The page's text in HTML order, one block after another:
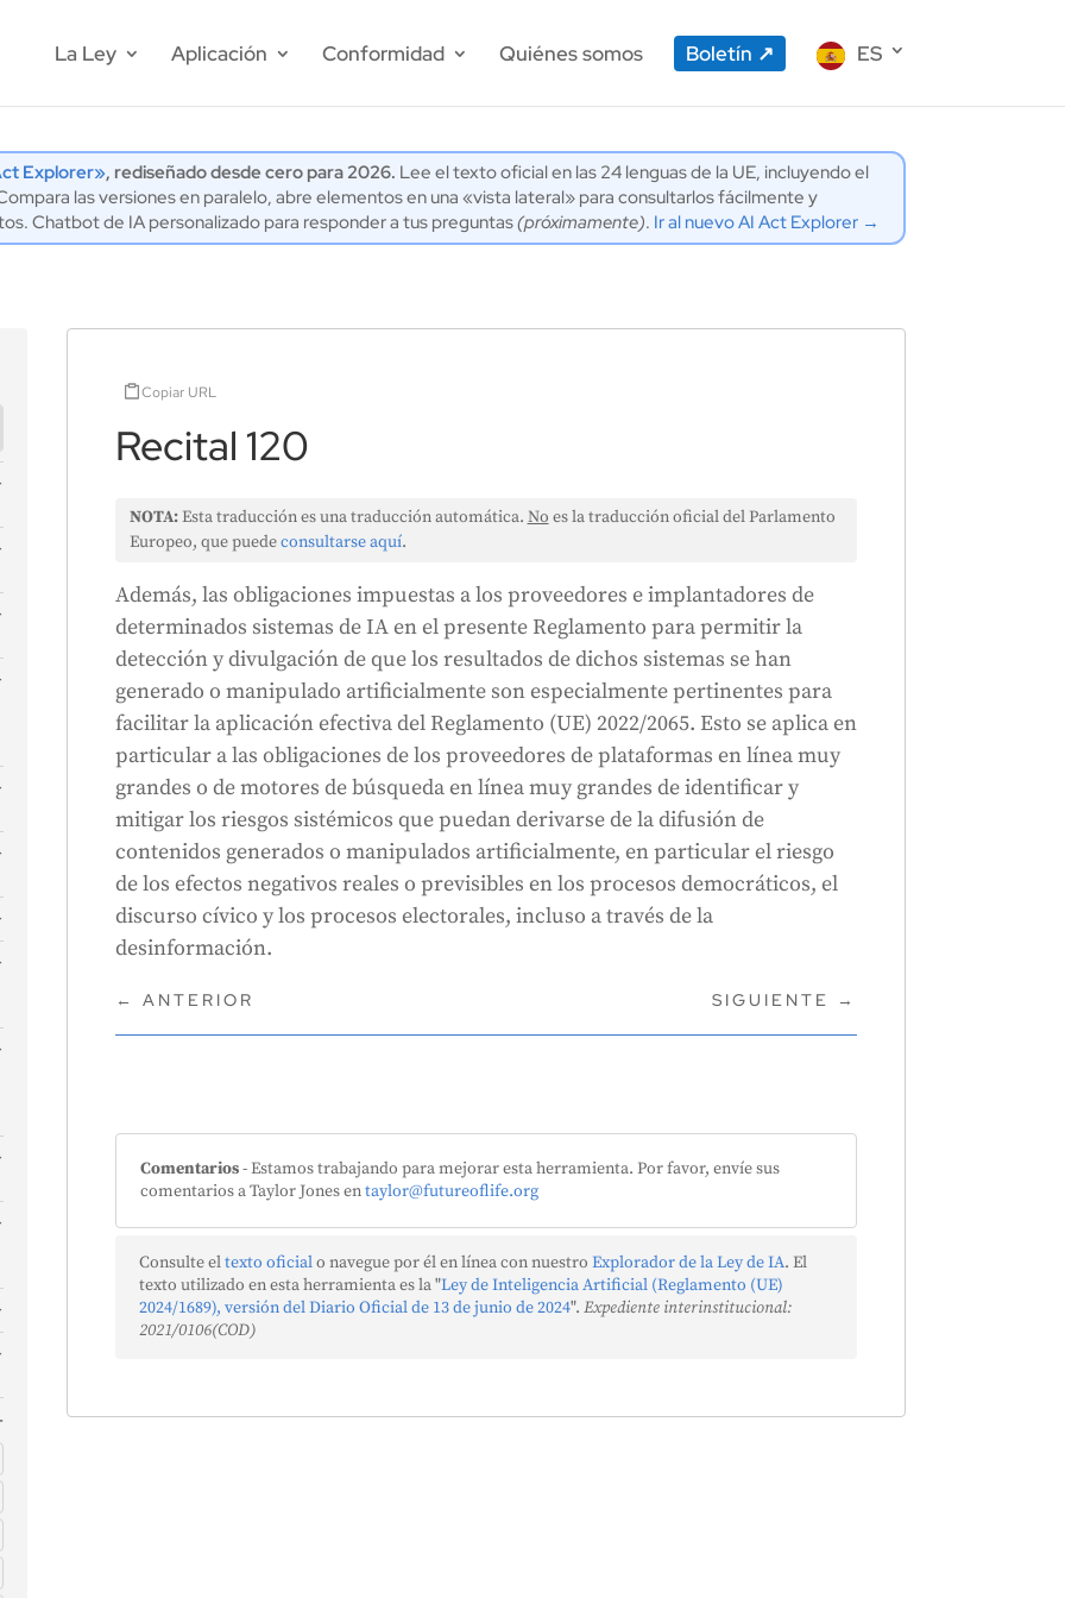
La Ley Aplicación Conformidad Quiénes somos Boletín ES
Explorer», rediseñado desde cero para 2026. Lee el texto oficial en las 24 lenguas de la UE, incluyendo el
las versiones en paralelo, abre elementos en una «vista lateral» para consultarlos fácilmente y
Chatbot de IA personalizado para responder a tus preguntas(próximamente). Ir al nuevo AI Act Explorer →
Copiar URL
Recital 120
NOTA:Esta traducción es una traducción automática. No es la traducción oficial del Parlamento
Europeo, que puedeconsultarse aquí.
Además, las obligaciones impuestas a los proveedores e implantadores de
determinados sistemas de IA en el presente Reglamento para permitir la
detección y divulgación de que los resultados de dichos sistemas se han
generado o manipulado artificialmente son especialmente pertinentes para
facilitar la aplicación efectiva del Reglamento (UE) 2022/2065. Esto se aplica en
particular a las obligaciones de los proveedores de plataformas en línea muy
grandes o de motores de búsqueda en línea muy grandes de identificar y
mitigar los riesgos sistémicos que puedan derivarse de la difusión de
contenidos generados o manipulados artificialmente, en particular el riesgo
de los efectos negativos reales o previsibles en los procesos democráticos, el
discurso cívico y los procesos electorales, incluso a través de la
desinformación.
← ANTERIOR SIGUIENTE →
Comentarios- Estamos trabajando para mejorar esta herramienta. Por favor, envíe sus
comentarios a Taylor Jones entaylor@futureoflife.org
Consulte eltexto oficialo navegue por él en línea con nuestro Explorador de la Ley de IA. El
texto utilizado en esta herramienta es la "Ley de Inteligencia Artificial (Reglamento (UE)
2024/1689), versión del Diario Oficial de 13 de junio de 2024". Expediente interinstitucional:
2021/0106(COD)